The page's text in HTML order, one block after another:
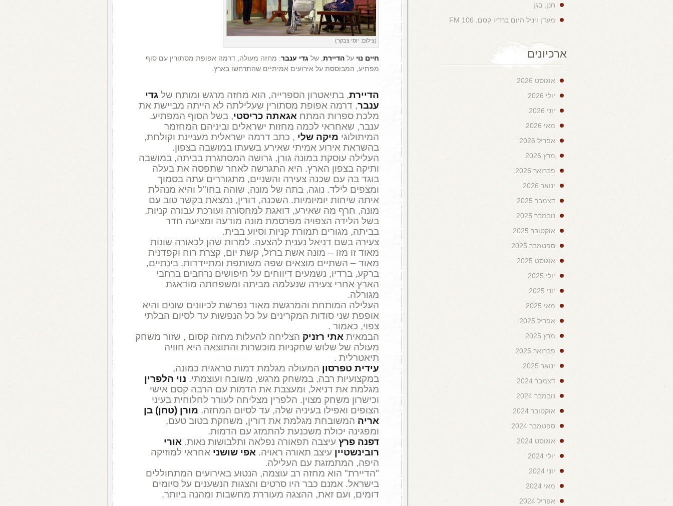
(צילום: יוסי צבקר)
חיים נוי על הדיירת , של גדי ענבר: מחזה מעולה, דרמה אפופת מסתורין עם סוף
מפתיע, המבוססת על אירועים אמיתיים שהתרחשו בארץ.
הדיירת, בתיאטרון הספרייה, הוא מחזה מרגש ומותח של גדי
ענבר, דרמה אפופת מסתורין שעלילתה לא הייתה מביישת את
מלכת ספרות המתח אגאתה כריסטי, בשל הסוף המפתיע.
ענבר, שאחראי לכמה מחזות ישראלים וביניהם המחזמר
המיתולוגי מיקה שלי , כתב דרמה ישראלית מעניינת וקולחת,
בהשראת אירוע אמיתי שאירע בשעתו במושבה בצפון.
העלילה עוסקת במונה גורן, גרושה המסתגרת בביתה, במושבה
ותיקה בצפון הארץ. היא התגרשה לאחר שתפסה את בעלה
בוגד בה עם שכנה צעירה והשניים, מתגוררים עתה בסמוך
ומצפים לילד. נוגה, בתה של מונה, שוהה בחו"ל והיא מנהלת
איתה שיחות יומיומיות. השכנה, דורין, נמצאת בקשר טוב עם
מונה, חרף מה שאירע, דואגת למחסורה ועורכת עבורה קניות.
בשל הלידה הצפויה מפרסמת מונה מודעה ומציעה חדר
בביתה, מגורים תמורת קניות וסיוע בבית.
צעירה בשם דניאל נענית להצעה. למרות שהן לכאורה שונות
מאוד זו מזו – מונה אשת ברזל, קשת יום, קצרת רוח וקפדנית
מאוד – השתיים מוצאים שפה משותפת ומתיידדות. בינתיים,
ברקע, ברדיו, נשמעים דיווחים על חיפושים נרחבים ברחבי
הארץ אחרי צעירה שנעלמה מביתה ומשפחתה מודאגת
מגורלה.
העלילה המותחת והמרגשת מאוד נפרשת לכיוונים שונים והיא
אופפת שני סודות המקרינים על כל הנפשות עד לסיום הבלתי
צפוי, כאמור .
הבמאית אתי רזניק הצליחה להעלות מחזה קסום , שזור משחק
מעולה של שלוש שחקניות מוכשרות והתוצאה היא חוויה
תיאטרלית .
עידית טפרסון המעולה מגלמת דמות טראגית כמונה,
במקצועיות רבה, במשחק מרגש, משובח ועוצמתי. נוי הלפרין
מגלמת את דניאל, ומעצבת את הדמות עם הרבה קסם אישי
וכישרון משחק מצוין. הלפרין מצליחה לעורר לחלוחית בעיני
הצופים ואפילו בעיניה שלה, עד לסיום המחזה. מורן (טחן) בן
אריה המשובחת מגלמת את דורין, משחקת בטוב טעם,
ומפגינה יכולת משכנעת להתמזג עם הדמות.
דפנה פרץ עיצבה תפאורה נפלאה ותלבושות נאות. אורי
רובינשטיין עיצב תאורה ראויה. אפי שושני אחראי למוזיקה
היפה, המתמזגת עם העלילה.
"הדיירת" הוא מחזה רב עוצמה, הנטוע באירועים המתחוללים
בישראל. אמנם כבר היו סרטים והצגות הנשענים על סיומים
דומים, ועם זאת, ההצגה מעוררת מחשבות ומהנה ביותר.
חנן, בגן
מעדן ויניל היום ברדיו קסם, 106 FM
ארכיונים
אוגוסט 2026
יולי 2026
יוני 2026
מאי 2026
אפריל 2026
מרץ 2026
פברואר 2026
ינואר 2026
דצמבר 2025
נובמבר 2025
אוקטובר 2025
ספטמבר 2025
אוגוסט 2025
יולי 2025
יוני 2025
מאי 2025
אפריל 2025
מרץ 2025
פברואר 2025
ינואר 2025
דצמבר 2024
נובמבר 2024
אוקטובר 2024
ספטמבר 2024
אוגוסט 2024
יולי 2024
יוני 2024
מאי 2024
אפריל 2024